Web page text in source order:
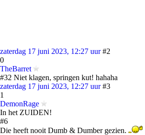
zaterdag 17 juni 2023, 12:27 uur #2
0
TheBarret
#32 Niet klagen, springen kut! hahaha
zaterdag 17 juni 2023, 12:27 uur #3
1
DemonRage
In het ZUIDEN!
#6
Die heeft nooit Dumb & Dumber gezien.